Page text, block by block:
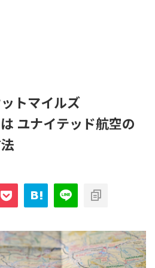
トマイルズ
ユナイテッド航空の